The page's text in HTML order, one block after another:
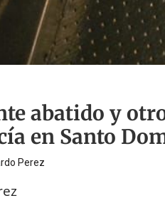
abatido y
en Santo
Perez